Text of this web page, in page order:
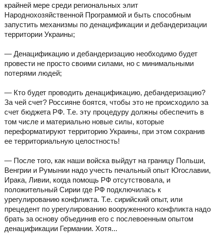
крайней мере среди региональных элит
Народнохозяйственной Программой и быть способным
запустить механизмы по денацификации и дебандеризации
территории Украины;
— Денацификацию и дебандеризацию необходимо будет
провести не просто своими силами, но с минимальными
потерями людей;
— Кто будет проводить денацификацию, дебандеризацию?
За чей счет? Россияне боятся, чтобы это не происходило за
счет бюджета РФ. Т.е. эту процедуру должны обеспечить в
том числе и материально новые силы, которые
переформатируют территорию Украины, при этом сохранив
ее территориальную целостность!
— После того, как наши войска выйдут на границу Польши,
Венгрии и Румынии надо учесть печальный опыт Югославии,
Ирака, Ливии, когда помощь РФ отсутствовала, и
положительный Сирии где РФ подключилась к
урегулированию конфликта. Т.е. сирийский опыт, или
прецедент по урегулированию вооруженного конфликта надо
брать за основу объединив его с послевоенным опытом
денацификации Германии. Хотя...